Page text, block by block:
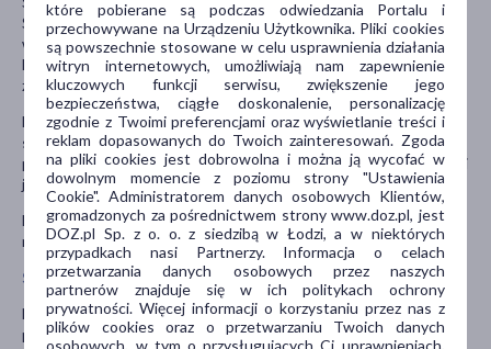
Stosowanie leku w łuszczycy może spowodować nawrót choroby
w wyniku rozwoju tolerancji, wystąpienie uogólnionej łuszczycy
krostkowej i ogólnych działań toksycznych związanych z
zaburzeniem ciągłości skóry.
Należy zachować szczególną ostrożność, jeśli pacjent zamierza
stosować lek w okolicy oczu. Przedostanie się leku do oczu może
prowadzić do wystąpienia jaskry, zaćmy lub rzadkiej choroby, takiej
jak centralna chorioretinopatia surowicza.
Lek należy przechowywać w miejscu niewidocznym i
niedostępnym dla dzieci, w temperaturze poniżej 25°C.
Stosowanie innych leków
Należy powiedzieć lekarzowi lub farmaceucie o wszystkich lekach
przyjmowanych przez pacjenta obecnie lub ostatnio, a także o
które pobierane są podczas odwiedzania Portalu i
przechowywane na Urządzeniu Użytkownika. Pliki cookies
są powszechnie stosowane w celu usprawnienia działania
witryn internetowych, umożliwiają nam zapewnienie
kluczowych funkcji serwisu, zwiększenie jego
bezpieczeństwa, ciągłe doskonalenie, personalizację
zgodnie z Twoimi preferencjami oraz wyświetlanie treści i
reklam dopasowanych do Twoich zainteresowań. Zgoda
na pliki cookies jest dobrowolna i można ją wycofać w
dowolnym momencie z poziomu strony "Ustawienia
Cookie". Administratorem danych osobowych Klientów,
gromadzonych za pośrednictwem strony www.doz.pl, jest
DOZ.pl Sp. z o. o. z siedzibą w Łodzi, a w niektórych
przypadkach nasi Partnerzy. Informacja o celach
przetwarzania danych osobowych przez naszych
partnerów znajduje się w ich politykach ochrony
prywatności. Więcej informacji o korzystaniu przez nas z
plików cookies oraz o przetwarzaniu Twoich danych
osobowych, w tym o przysługujących Ci uprawnieniach,